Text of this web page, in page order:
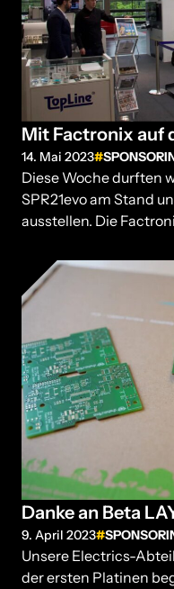
Mit Factronix auf
14. Mai 2023
Diese Woche durften
SPR21evo am Stand
ausstellen. Die
Danke an Beta
9. April 2023
Unsere Electrics-
der ersten Platinen